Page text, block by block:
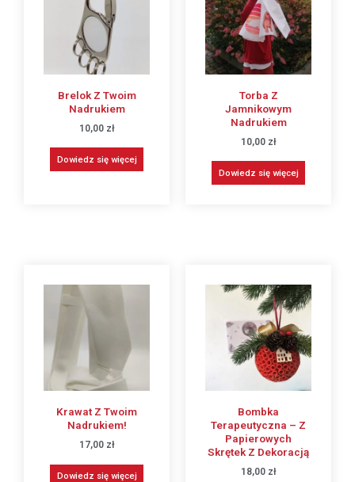
Brelok Z Twoim
Nadrukiem
10,00 zł
Dowiedz się więcej
Torba Z
Jamnikowym
Nadrukiem
10,00 zł
Dowiedz się więcej
Krawat Z Twoim
Nadrukiem!
17,00 zł
Dowiedz się więcej
Bombka
Terapeutyczna – Z
Papierowych
Skrętek Z Dekoracją
18,00 zł